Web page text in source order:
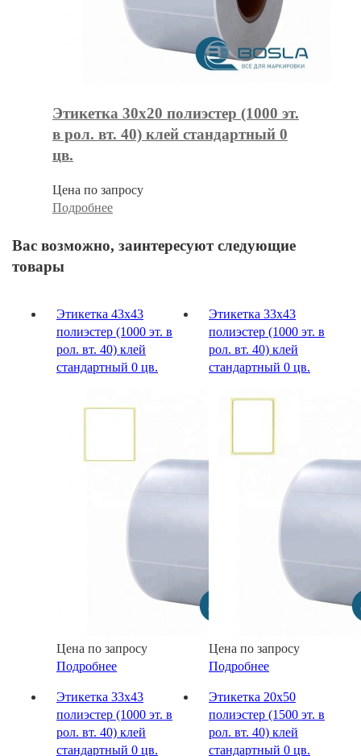
Этикетка 30х20 полиэстер (1000 эт.
в рол. вт. 40) клей стандартный 0
цв.
Цена по запросу
Подробнее
Вас возможно, заинтересуют следующие
товары
Этикетка 43х43
полиэстер (1000 эт. в
рол. вт. 40) клей
стандартный 0 цв.
Цена по запросу
Подробнее
Этикетка 33х43
полиэстер (1000 эт. в
рол. вт. 40) клей
стандартный 0 цв.
Цена по запросу
Подробнее
Этикетка 33х43
полиэстер (1000 эт. в
рол. вт. 40) клей
стандартный 0 цв.
Этикетка 20х50
полиэстер (1500 эт. в
рол. вт. 40) клей
стандартный 0 цв.